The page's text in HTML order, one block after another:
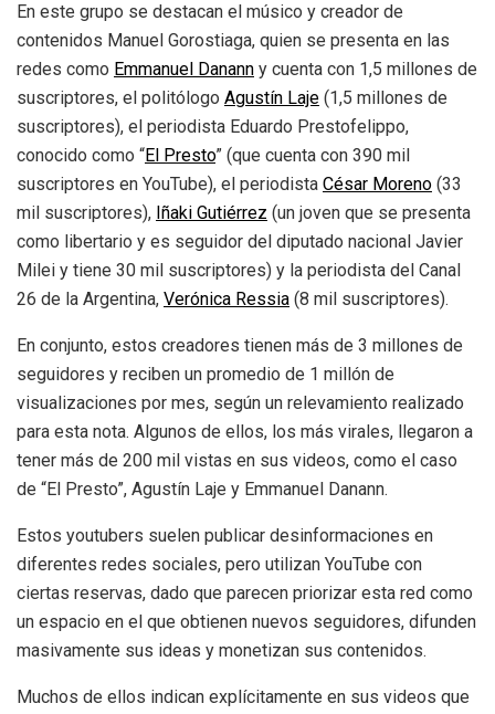
En este grupo se destacan el músico y creador de
contenidos Manuel Gorostiaga, quien se presenta en las
redes como Emmanuel Danann y cuenta con 1,5 millones de
suscriptores, el politólogo Agustín Laje (1,5 millones de
suscriptores), el periodista Eduardo Prestofelippo,
conocido como “El Presto” (que cuenta con 390 mil
suscriptores en YouTube), el periodista César Moreno (33
mil suscriptores), Iñaki Gutiérrez (un joven que se presenta
como libertario y es seguidor del diputado nacional Javier
Milei y tiene 30 mil suscriptores) y la periodista del Canal
26 de la Argentina, Verónica Ressia (8 mil suscriptores).
En conjunto, estos creadores tienen más de 3 millones de
seguidores y reciben un promedio de 1 millón de
visualizaciones por mes, según un relevamiento realizado
para esta nota. Algunos de ellos, los más virales, llegaron a
tener más de 200 mil vistas en sus videos, como el caso
de “El Presto”, Agustín Laje y Emmanuel Danann.
Estos youtubers suelen publicar desinformaciones en
diferentes redes sociales, pero utilizan YouTube con
ciertas reservas, dado que parecen priorizar esta red como
un espacio en el que obtienen nuevos seguidores, difunden
masivamente sus ideas y monetizan sus contenidos.
Muchos de ellos indican explícitamente en sus videos que